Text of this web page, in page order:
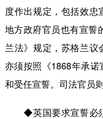
度作出规定，包括效忠
地方政府官员也有宣誓
兰法》规定，苏格兰
亦须按照《1868年承
和受任宣誓。司法官员
◆英国要求宣誓必须